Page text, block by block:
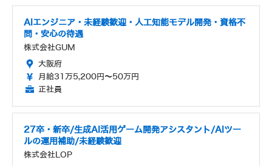
AIエンジニア・未経験歓迎・人工知能モデル開発・資格不
問・安心の待遇
株式会社GUM
大阪府
月給31万5,200円～50万円
正社員
27卒・新卒/生成AI活用ゲーム開発アシスタント/AIツー
ルの運用補助/未経験歓迎
株式会社LOP